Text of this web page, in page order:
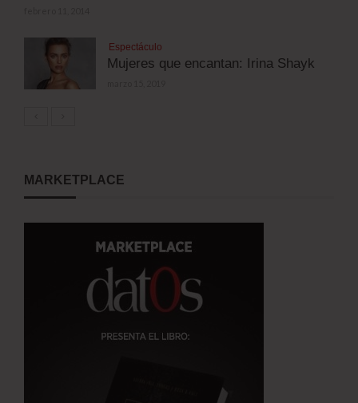
Espectáculo
Mujeres que encantan: Irina Shayk
MARKETPLACE